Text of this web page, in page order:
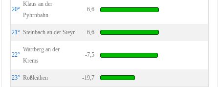
20°
Klaus an der
Pyhrnbahn
-6,6
21° Steinbach an der Steyr -6,6
22°
Wartberg an der
Krems
-7,5
23° Roßleithen -19,7